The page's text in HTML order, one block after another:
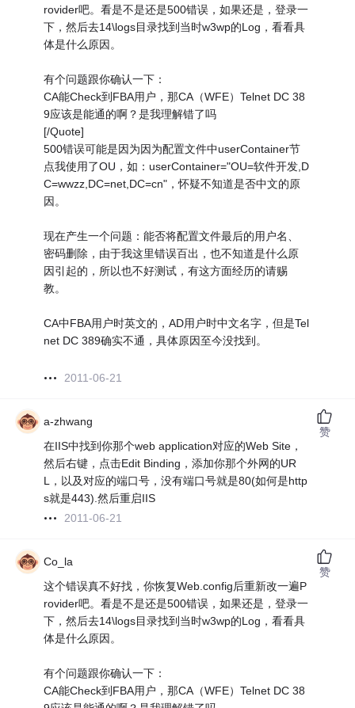
rovider吧。看是不是还是500错误，如果还是，登录一
下，然后去14\logs目录找到当时w3wp的Log，看看具
体是什么原因。
有个问题跟你确认一下：
CA能Check到FBA用户，那CA（WFE）Telnet DC 38
9应该是能通的啊？是我理解错了吗
[/Quote]
500错误可能是因为因为配置文件中userContainer节
点我使用了OU，如：userContainer="OU=软件开发,D
C=wwzz,DC=net,DC=cn"，怀疑不知道是否中文的原
因。
现在产生一个问题：能否将配置文件最后的用户名、
密码删除，由于我这里错误百出，也不知道是什么原
因引起的，所以也不好测试，有这方面经历的请赐
教。
CA中FBA用户时英文的，AD用户时中文名字，但是Tel
net DC 389确实不通，具体原因至今没找到。
2011-06-21
a-zhwang
在IIS中找到你那个web application对应的Web Site，
然后右键，点击Edit Binding，添加你那个外网的UR
L，以及对应的端口号，没有端口号就是80(如何是http
s就是443).然后重启IIS
2011-06-21
赞
Co_la
这个错误真不好找，你恢复Web.config后重新改一遍P
rovider吧。看是不是还是500错误，如果还是，登录一
下，然后去14\logs目录找到当时w3wp的Log，看看具
体是什么原因。
有个问题跟你确认一下：
CA能Check到FBA用户，那CA（WFE）Telnet DC 38
赞